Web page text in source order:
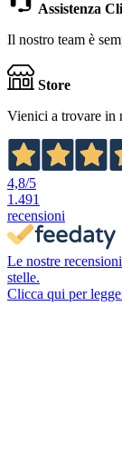
Assistenza
Il nostro team è
Store
Vienici a trovare in
4,8/5
1.491
recensioni
Le nostre
stelle.
Clicca qui per